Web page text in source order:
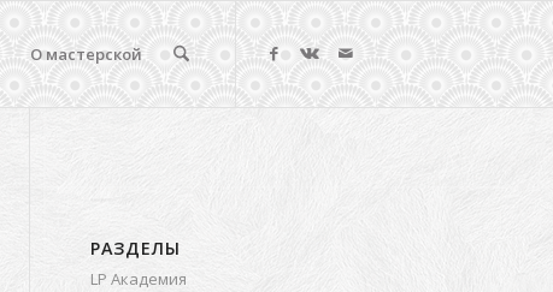
О мастерской
РАЗДЕЛЫ
LP Академия